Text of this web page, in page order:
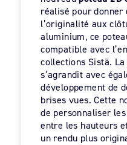
réalisé pour
l’originalité aux
aluminium, ce
compatible avec
collections Sistä.
s’agrandit avec
développement de
brises vues. Cette
de personnaliser
entre les hauteurs
un rendu plus